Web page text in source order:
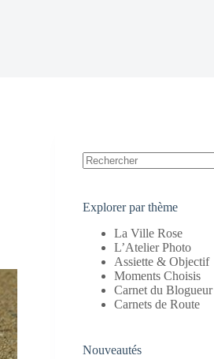
Explorer par thème
La Ville Rose
L’Atelier Photo
Assiette & Objectif
Moments Choisis
Carnet du Blogueur
Carnets de Route
Nouveautés